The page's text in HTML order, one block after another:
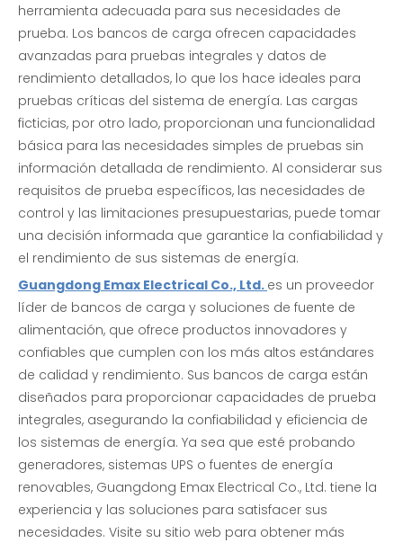
herramienta adecuada para sus necesidades de
prueba. Los bancos de carga ofrecen capacidades
avanzadas para pruebas integrales y datos de
rendimiento detallados, lo que los hace ideales para
pruebas críticas del sistema de energía. Las cargas
ficticias, por otro lado, proporcionan una funcionalidad
básica para las necesidades simples de pruebas sin
información detallada de rendimiento. Al considerar sus
requisitos de prueba específicos, las necesidades de
control y las limitaciones presupuestarias, puede tomar
una decisión informada que garantice la confiabilidad y
el rendimiento de sus sistemas de energía.
Guangdong Emax Electrical Co., Ltd. es un proveedor
líder de bancos de carga y soluciones de fuente de
alimentación, que ofrece productos innovadores y
confiables que cumplen con los más altos estándares
de calidad y rendimiento. Sus bancos de carga están
diseñados para proporcionar capacidades de prueba
integrales, asegurando la confiabilidad y eficiencia de
los sistemas de energía. Ya sea que esté probando
generadores, sistemas UPS o fuentes de energía
renovables, Guangdong Emax Electrical Co., Ltd. tiene la
experiencia y las soluciones para satisfacer sus
necesidades. Visite su sitio web para obtener más